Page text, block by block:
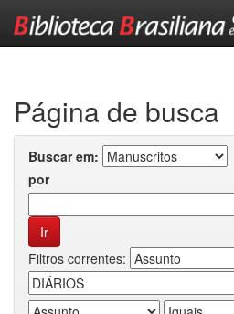
Página de busca
Buscar em:
por
Filtros correntes: